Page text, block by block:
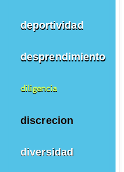
deportividad
desprendimiento
diligencia
discrecion
diversidad